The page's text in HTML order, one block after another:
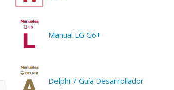
Manual LG G6+
Delphi 7 Guía Desarrollador